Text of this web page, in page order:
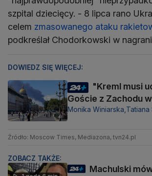
szpital dziecięcy. - 8 lipca rano
celem zmasowanego ataku
podkreślał Chodorkowski w
DOWIEDZ SIĘ WIĘCEJ:
"Kreml musi
Goście z Zachodu
Monika Winiarska,
Źródło: Moscow Times, Mediazona, tvn24.pl
ZOBACZ TAKŻE:
Machulski